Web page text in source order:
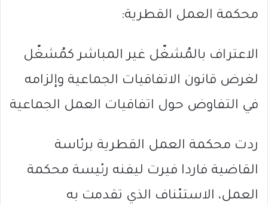
محكمة العمل القطرية:
الاعتراف بالمُشغّل غير المباشر كمُشغّل
لغرض قانون الاتفاقيات الجماعية وإلزامه
في التفاوض حول اتفاقيات العمل الجماعية
ردت محكمة العمل القطرية برئاسة
القاضية فاردا فيرت ليفنه رئيسة محكمة
العمل، الاستئناف الذي تقدمت به